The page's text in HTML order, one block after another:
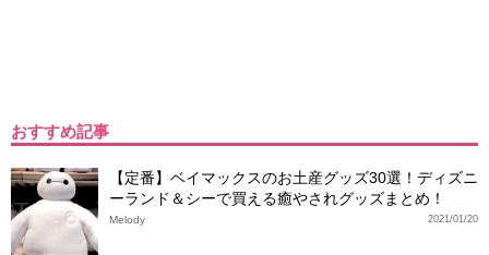
おすすめ記事
【定番】ベイマックスのお土産グッズ30選！ディズニ
ーランド＆シーで買える癒やされグッズまとめ！
2021/01/20
Melody